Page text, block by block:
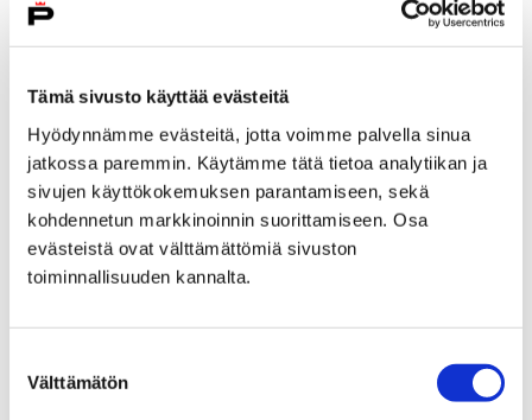
Tämä sivusto käyttää evästeitä
Hyödynnämme evästeitä, jotta voimme palvella sinua
jatkossa paremmin. Käytämme tätä tietoa analytiikan ja
sivujen käyttökokemuksen parantamiseen, sekä
kohdennetun markkinoinnin suorittamiseen. Osa
evästeistä ovat välttämättömiä sivuston
toiminnallisuuden kannalta.
valinta
Välttämätön
käsityöstä designtuotteisiin sekä askartelua lapsille,
huovutusta, köydenpunontanäytöksiä ja
Sokoksen jouluikkunassa vuosia ihastuttanut
jouluperhe jää nyt eläkkeelle. Jouluperhe viettää tällä
hetkellä viimeistä työviikkoaan Sokoksen toisessa
kerroksessa, kunnes klo 14 perhe saatellaan
kävelykatua pitkin Sokos Hotel Vaakunaan, jonka
jälkeen perhe vetäytyy julkisuudesta.
Tarjouksia Kävis-liikkeissä
SNAP-valokuvafestivaalin Porin